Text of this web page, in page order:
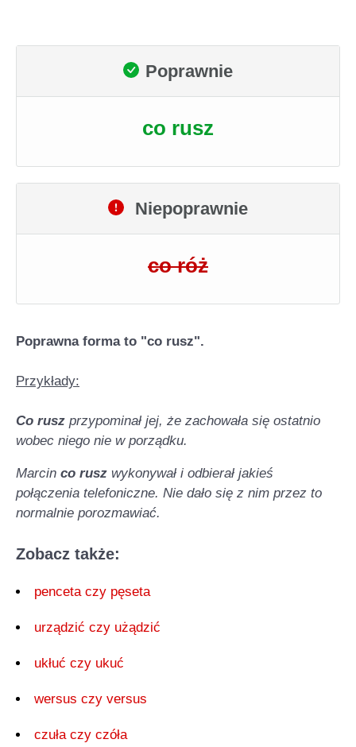
Poprawnie
co rusz
Niepoprawnie
co róż
Poprawna forma to "co rusz".
Przykłady:
Co rusz przypominał jej, że zachowała się ostatnio
wobec niego nie w porządku.
Marcin co rusz wykonywał i odbierał jakieś
połączenia telefoniczne. Nie dało się z nim przez to
normalnie porozmawiać.
Zobacz także:
penceta czy pęseta
urządzić czy użądzić
ukłuć czy ukuć
wersus czy versus
czuła czy czóła